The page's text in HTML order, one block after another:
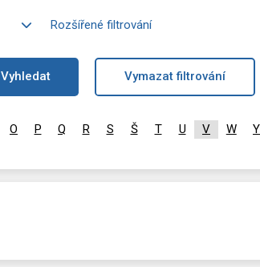
Rozšířené filtrování
Vyhledat Vymazat filtrování
O P Q R S Š T U V W Y